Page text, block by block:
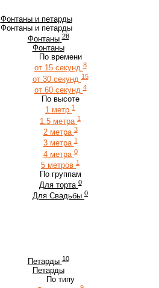
Фонтаны и петарды
Фонтаны и петарды
Фонтаны 28
Фонтаны
По времени
от 15 секунд 8
от 30 секунд 15
от 60 секунд 4
По высоте
1 метр 1
1.5 метра 1
2 метра 3
3 метра 1
4 метра 0
5 метров 1
По группам
Для торта 0
Для Свадьбы 0
Петарды 10
Петарды
По типу